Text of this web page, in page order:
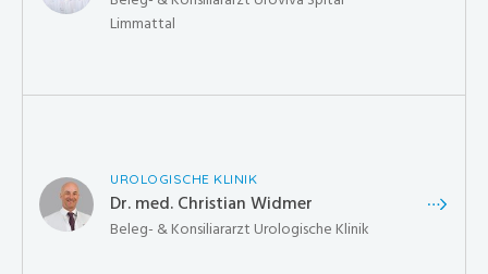
Limmattal
UROLOGISCHE KLINIK
Dr. med. Christian Widmer
Beleg- & Konsiliararzt Urologische Klinik